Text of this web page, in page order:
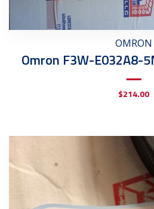
OMRON
Omron F3W-E032A8-
$214.00